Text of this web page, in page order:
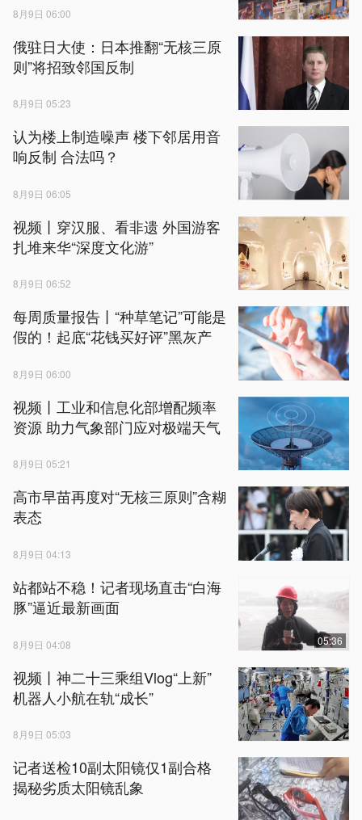
8月9日 06:00
俄驻日大使：日本推翻“无核三原
则”将招致邻国反制
8月9日 05:23
认为楼上制造噪声 楼下邻居用音
响反制 合法吗？
8月9日 06:05
视频丨穿汉服、看非遗 外国游客
扎堆来华“深度文化游”
8月9日 06:52
每周质量报告丨“种草笔记”可能是
假的！起底“花钱买好评”黑灰产
8月9日 06:00
视频丨工业和信息化部增配频率
资源 助力气象部门应对极端天气
8月9日 05:21
高市早苗再度对“无核三原则”含糊
表态
8月9日 04:13
站都站不稳！记者现场直击“白海
豚”逼近最新画面
8月9日 04:08 05:36
视频丨神二十三乘组Vlog“上新”
机器人小航在轨“成长”
8月9日 05:03
记者送检10副太阳镜仅1副合格
揭秘劣质太阳镜乱象